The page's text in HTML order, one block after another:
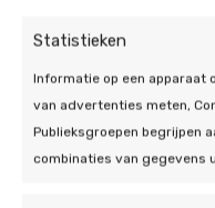
Statistieken
Informatie op een apparaat
van advertenties meten,
Publieksgroepen begrijpen
combinaties van gegevens
van uw installatie
rendement. Maar
belangrijk voor de
oogopslag of het